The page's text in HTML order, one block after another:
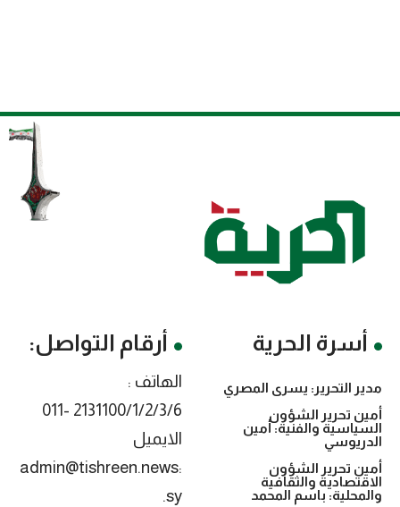
أسرة الحرية
مدير التحرير: يسرى المصري
أمين تحرير الشؤون
السياسية والفنية: أمين
الدريوسي
أمين تحرير الشؤون
الاقتصادية والثقافية
والمحلية: باسم المحمد
أرقام التواصل:
الهاتف :
2131100/1/2/3/6 -011
الايميل
:admin@tishreen.news
.sy